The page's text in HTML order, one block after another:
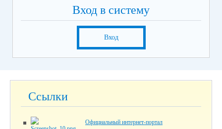
Вход в систему
Вход
Ссылки
Официальный интернет-портал